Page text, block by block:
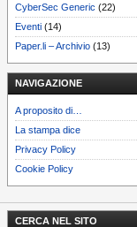
CyberSec Generic (22)
Eventi (14)
Paper.li – Archivio (13)
NAVIGAZIONE
A proposito di…
La stampa dice
Privacy Policy
Cookie Policy
CERCA NEL SITO